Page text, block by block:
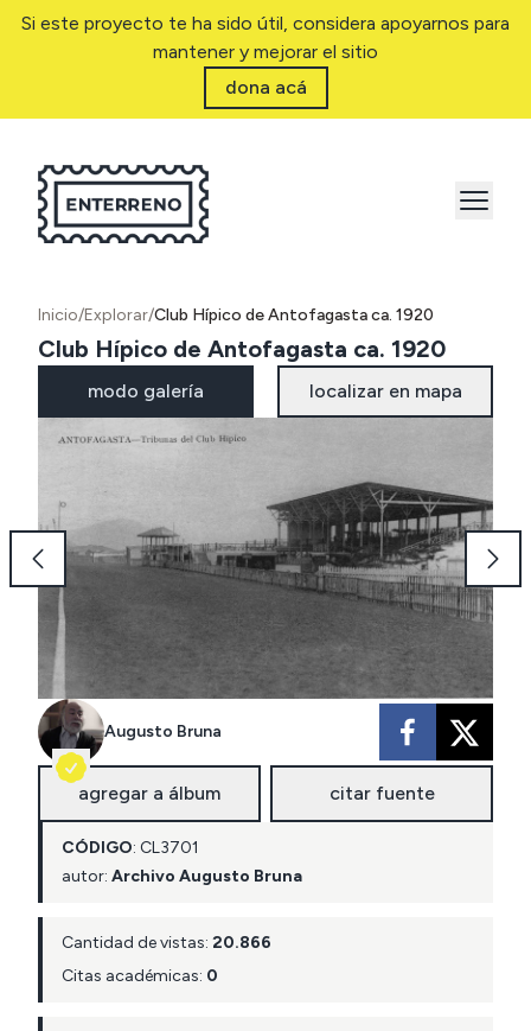
Si este proyecto te ha sido útil, considera apoyarnos para
mantener y mejorar el sitio
dona acá
Inicio/Explorar/Club Hípico de Antofagasta ca. 1920
Club Hípico de Antofagasta ca. 1920
modo galería localizar en mapa
Augusto Bruna
agregar a álbum citar fuente
CÓDIGO: CL3701
autor: Archivo Augusto Bruna
Cantidad de vistas: 20.866
Citas académicas: 0